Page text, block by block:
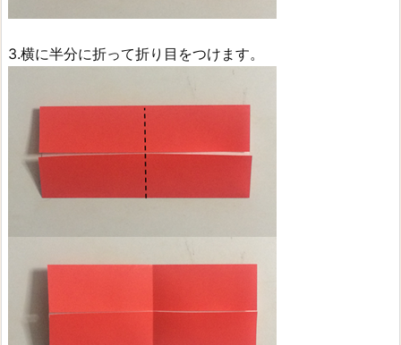
3.横に半分に折って折り目をつけます。